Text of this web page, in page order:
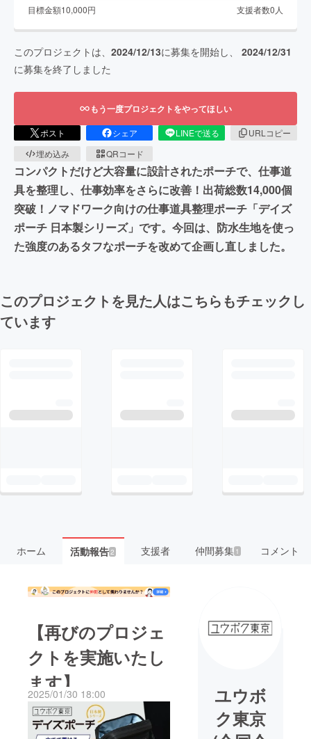
目標金額10,000円 支援者数0 人
このプロジェクトは、 2024/12/13に募集を開始し、 2024/12/31
に募集を終了しました
もう一度プロジェクトをやってほしい
ポスト シェア LINEで送る
URLコピー
埋め込み
QRコード
コンパクトだけど大容量に設計されたポーチで、仕事道
具を整理し、仕事効率をさらに改善！出荷総数14,000個
突破！ノマドワーク向けの仕事道具整理ポーチ「デイズ
ポーチ 日本製シリーズ」です。今回は、防水生地を使っ
た強度のあるタフなポーチを改めて企画し直しました。
このプロジェクトを見た人はこちらもチェックし
ています
ホーム 活動報告2 支援者 仲間募集 1 コメント
【再びのプロジェ
クトを実施いたし
ます】
2025/01/30 18:00
ユウボ
ク東京